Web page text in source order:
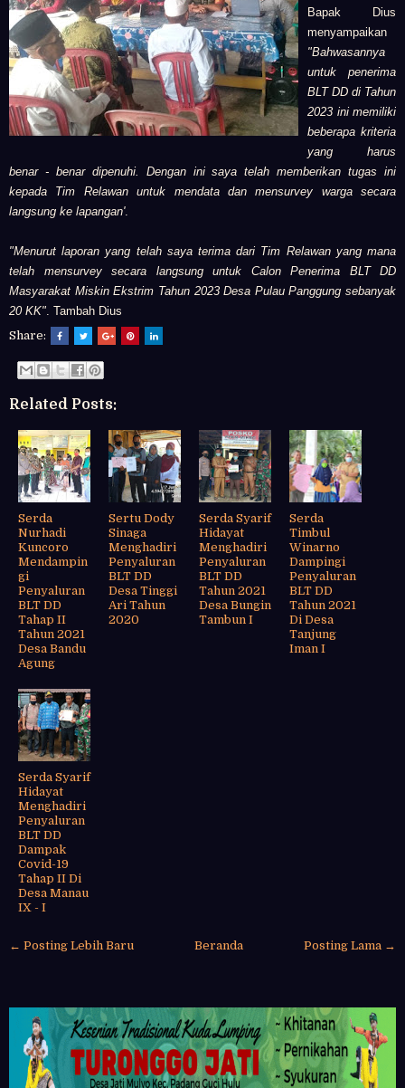
Bapak Dius
menyampaikan
"Bahwasannya
untuk penerima
BLT DD di Tahun
2023 ini memiliki
beberapa kriteria
yang harus
benar - benar dipenuhi. Dengan ini saya telah memberikan tugas ini
kepada Tim Relawan untuk mendata dan mensurvey warga secara
langsung ke lapangan'.
"Menurut laporan yang telah saya terima dari Tim Relawan yang mana
telah mensurvey secara langsung untuk Calon Penerima BLT DD
Masyarakat Miskin Ekstrim Tahun 2023 Desa Pulau Panggung sebanyak
20 KK" . Tambah Dius
Share:
Related Posts:
Serda
Nurhadi
Kuncoro
Mendampin
gi
Penyaluran
BLT DD
Tahap II
Tahun 2021
Desa Bandu
Agung
Sertu Dody
Sinaga
Menghadiri
Penyaluran
BLT DD
Desa Tinggi
Ari Tahun
2020
Serda Syarif
Hidayat
Menghadiri
Penyaluran
BLT DD
Tahun 2021
Desa Bungin
Tambun I
Serda
Timbul
Winarno
Dampingi
Penyaluran
BLT DD
Tahun 2021
Di Desa
Tanjung
Iman I
Serda Syarif
Hidayat
Menghadiri
Penyaluran
BLT DD
Dampak
Covid-19
Tahap II Di
Desa Manau
IX - I
← Posting Lebih Baru Posting Lama →
Beranda